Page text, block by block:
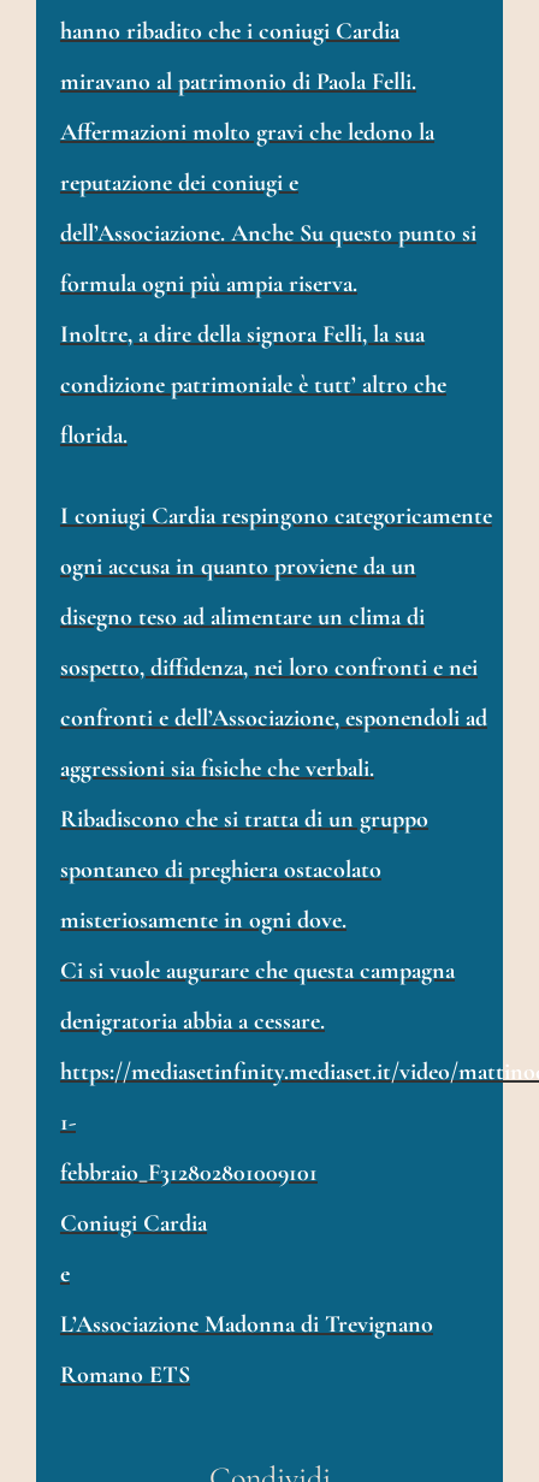
hanno ribadito che i coniugi Cardia
miravano al patrimonio di Paola Felli.
Affermazioni molto gravi che ledono la
reputazione dei coniugi e
dell’Associazione. Anche Su questo punto si
formula ogni più ampia riserva.
Inoltre, a dire della signora Felli, la sua
condizione patrimoniale è tutt’ altro che
florida.
I coniugi Cardia respingono categoricamente
ogni accusa in quanto proviene da un
disegno teso ad alimentare un clima di
sospetto, diffidenza, nei loro confronti e nei
confronti e dell’Associazione, esponendoli ad
aggressioni sia fisiche che verbali.
Ribadiscono che si tratta di un gruppo
spontaneo di preghiera ostacolato
misteriosamente in ogni dove.
Ci si vuole augurare che questa campagna
denigratoria abbia a cessare.
https://mediasetinfinity.mediaset.it/video/
1-
febbraio_F312802801009101
Coniugi Cardia
e
L’Associazione Madonna di Trevignano
Romano ETS